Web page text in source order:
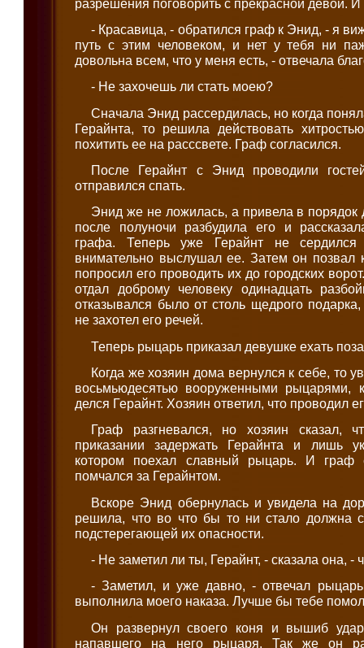
- Красавица, - обратился граф к Энид, - я
путь с этим человеком, и нет у тебя ни
довольна всем, что у меня есть, - отвечала
- Не захочешь ли стать моею?
Сначала Энид рассердилась, но когда
Герайнта, то решила действовать
похитить ее на расссвете. Граф согласился.
После Герайнт с Энид проводили
отправился спать.
Энид же не ложилась, а привела в порядок
после полуночи разбудила его и
графа. Теперь уже Герайнт не
внимательно выслушал ее. Затем он позвал
попросил его проводить их до городских
отдал доброму человеку одинадцать
отказывался было от столь щедрого
не захотел его речей.
Теперь рыцарь приказал девушке ехать
Когда же хозяин дома вернулся к себе, то
восьмьюдесятью вооруженными рыцарями,
делся Герайнт. Хозяин ответил, что проводил
Граф разгневался, но хозяин сказал,
приказании задержать Герайнта и лишь
котором поехал славный рыцарь. И граф
помчался за Герайнтом.
Вскоре Энид обернулась и увидела на
решила, что во что бы то ни стало должна
подстерегающей их опасности.
- Не заметил ли ты, Герайнт, - сказала она, -
- Заметил, и уже давно, - отвечал
выполнила моего наказа. Лучше бы тебе
Он развернул своего коня и вышиб
напавшего на него рыцаря. Так же он